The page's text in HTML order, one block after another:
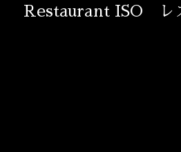
Restaurant ISO レ